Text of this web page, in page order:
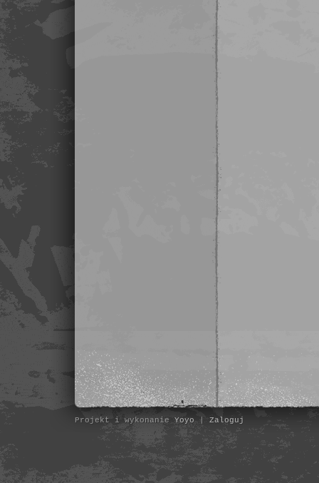
Projekt i wykonanie Yoyo Zaloguj